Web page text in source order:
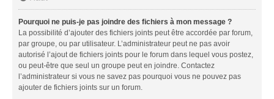
Pourquoi ne puis-je pas joindre des fichiers à mon message ?
La possibilité d’ajouter des fichiers joints peut être accordée par forum,
par groupe, ou par utilisateur. L’administrateur peut ne pas avoir
autorisé l’ajout de fichiers joints pour le forum dans lequel vous postez,
ou peut-être que seul un groupe peut en joindre. Contactez
l’administrateur si vous ne savez pas pourquoi vous ne pouvez pas
ajouter de fichiers joints sur un forum.